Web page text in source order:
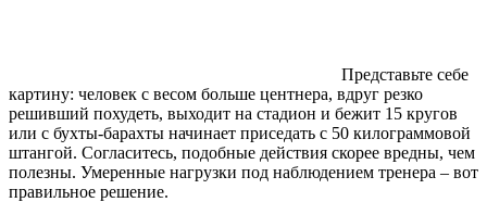
Представьте себе
картину: человек с весом больше центнера, вдруг резко
решивший похудеть, выходит на стадион и бежит 15 кругов
или с бухты-барахты начинает приседать с 50 килограммовой
штангой. Согласитесь, подобные действия скорее вредны, чем
полезны. Умеренные нагрузки под наблюдением тренера – вот
правильное решение.